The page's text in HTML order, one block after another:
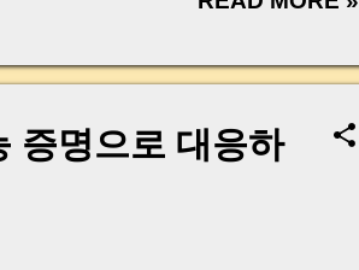
이 들었던 집이었습니다. 그래
더 체크해보시는 게 좋겠습니
을 통해 그 집을 계약하셨어요.
습니다. “혹시 집이 경매로 넘어
증명으로 대응하